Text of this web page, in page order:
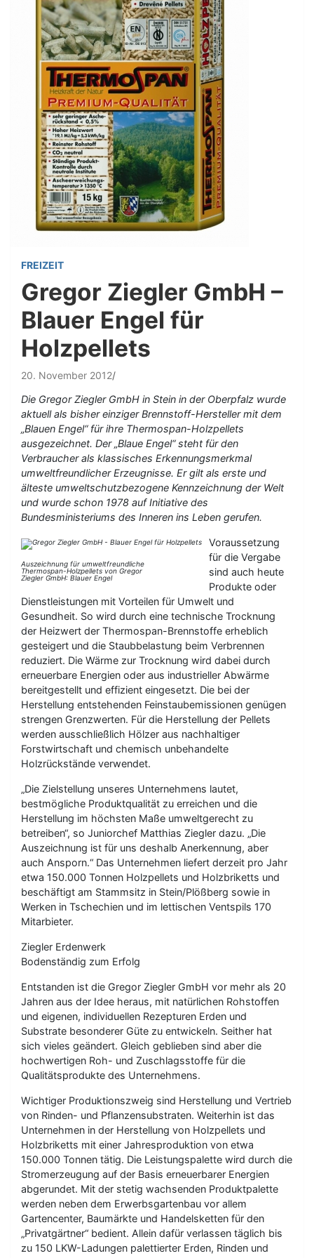
FREIZEIT
Gregor Ziegler GmbH –
Blauer Engel für
Holzpellets
20. November 2012
Die Gregor Ziegler GmbH in Stein in der Oberpfalz wurde
aktuell als bisher einziger Brennstoff-Hersteller mit dem
„Blauen Engel“ für ihre Thermospan-Holzpellets
ausgezeichnet. Der „Blaue Engel“ steht für den
Verbraucher als klassisches Erkennungsmerkmal
umweltfreundlicher Erzeugnisse. Er gilt als erste und
älteste umweltschutzbezogene Kennzeichnung der Welt
und wurde schon 1978 auf Initiative des
Bundesministeriums des Inneren ins Leben gerufen.
Auszeichnung für umweltfreundliche
Thermospan-Holzpellets von Gregor
Ziegler GmbH: Blauer Engel
Voraussetzung
für die Vergabe
sind auch heute
Produkte oder
Dienstleistungen mit Vorteilen für Umwelt und
Gesundheit. So wird durch eine technische Trocknung
der Heizwert der Thermospan-Brennstoffe erheblich
gesteigert und die Staubbelastung beim Verbrennen
reduziert. Die Wärme zur Trocknung wird dabei durch
erneuerbare Energien oder aus industrieller Abwärme
bereitgestellt und effizient eingesetzt. Die bei der
Herstellung entstehenden Feinstaubemissionen genügen
strengen Grenzwerten. Für die Herstellung der Pellets
werden ausschließlich Hölzer aus nachhaltiger
Forstwirtschaft und chemisch unbehandelte
Holzrückstände verwendet.
„Die Zielstellung unseres Unternehmens lautet,
bestmögliche Produktqualität zu erreichen und die
Herstellung im höchsten Maße umweltgerecht zu
betreiben“, so Juniorchef Matthias Ziegler dazu. „Die
Auszeichnung ist für uns deshalb Anerkennung, aber
auch Ansporn.“ Das Unternehmen liefert derzeit pro Jahr
etwa 150.000 Tonnen Holzpellets und Holzbriketts und
beschäftigt am Stammsitz in Stein/Plößberg sowie in
Werken in Tschechien und im lettischen Ventspils 170
Mitarbieter.
Ziegler Erdenwerk
Bodenständig zum Erfolg
Entstanden ist die Gregor Ziegler GmbH vor mehr als 20
Jahren aus der Idee heraus, mit natürlichen Rohstoffen
und eigenen, individuellen Rezepturen Erden und
Substrate besonderer Güte zu entwickeln. Seither hat
sich vieles geändert. Gleich geblieben sind aber die
hochwertigen Roh- und Zuschlagsstoffe für die
Qualitätsprodukte des Unternehmens.
Wichtiger Produktionszweig sind Herstellung und Vertrieb
von Rinden- und Pflanzensubstraten. Weiterhin ist das
Unternehmen in der Herstellung von Holzpellets und
Holzbriketts mit einer Jahresproduktion von etwa
150.000 Tonnen tätig. Die Leistungspalette wird durch die
Stromerzeugung auf der Basis erneuerbarer Energien
abgerundet. Mit der stetig wachsenden Produktpalette
werden neben dem Erwerbsgartenbau vor allem
Gartencenter, Baumärkte und Handelsketten für den
„Privatgärtner“ bedient. Allein dafür verlassen täglich bis
zu 150 LKW-Ladungen palettierter Erden, Rinden und